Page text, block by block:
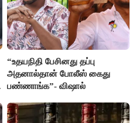
“உதயநிதி பேசினது தப்பு
அதனால்தான் போலீஸ் கைது
பண்ணாங்க”- விஷால்